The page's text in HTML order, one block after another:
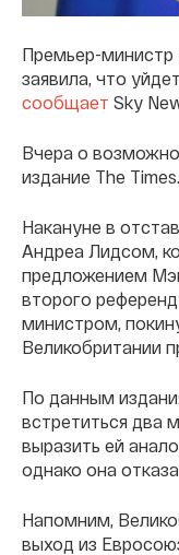
Премьер-министр
заявила, что
сообщает Sky
Вчера о
издание The Times.
Накануне в
Андреа Лидсом,
предложением
второго
министром,
Великобритании
По данным
встретиться два
выразить ей
однако она
Напомним,
выход из